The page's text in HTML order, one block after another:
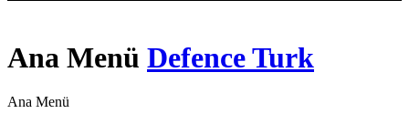
Ana Menü Defence Turk
Ana Menü